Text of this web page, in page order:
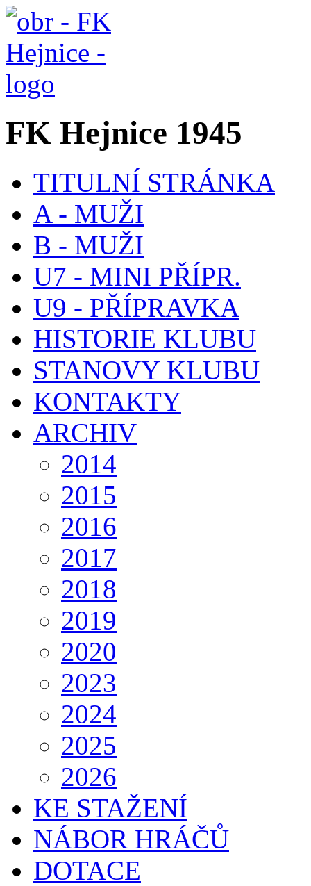
FK Hejnice 1945
TITULNÍ STRÁNKA
A - MUŽI
B - MUŽI
U7 - MINI PŘÍPR.
U9 - PŘÍPRAVKA
HISTORIE KLUBU
STANOVY KLUBU
KONTAKTY
ARCHIV
2014
2015
2016
2017
2018
2019
2020
2023
2024
2025
2026
KE STAŽENÍ
NÁBOR HRÁČŮ
DOTACE